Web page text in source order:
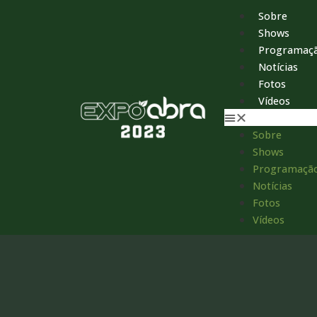
Sobre
Shows
Notícias
Fotos
Vídeos
Sobre
Shows
Notícias
Fotos
Vídeos